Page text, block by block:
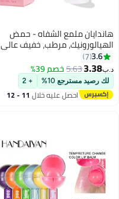
7
هاندايان ملمع الشفاه - حمض
الهيالورونيك، مرطب، خفيف عالي
اللمعان، غير لزج، ناعم ومرطب،
الماس المطحون، معالجة الشفاه
العارية، التوهج، الزيت، الصقيل،
البلسم، أنابيب ملمع رفع لامعة
3.6
7
د.ب‏3.38
5.63خصم 39%
لك رصيد مسترجع 10% + 2
احصل عليه خلال 11 - 12